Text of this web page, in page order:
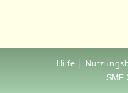
Hilfe |
SMF